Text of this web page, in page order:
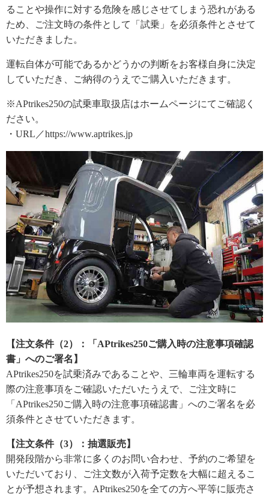
ることや操作に対する危険を感じさせてしまう恐れがある
ため、ご注文時の条件として「試乗」を必須条件とさせて
いただきました。
運転自体が可能であるかどうかの判断をお客様自身に決定
していただき、ご納得のうえでご購入いただきます。
※APtrikes250の試乗車取扱店はホームページにてご確認く
ださい。
・URL／https://www.aptrikes.jp
【注文条件（2）：「APtrikes250ご購入時の注意事項確認
書」へのご署名】
APtrikes250を試乗済みであることや、三輪車両を運転する
際の注意事項をご確認いただいたうえで、ご注文時に
「APtrikes250ご購入時の注意事項確認書」へのご署名を必
須条件とさせていただきます。
【注文条件（3）：抽選販売】
開発段階から非常に多くのお問い合わせ、予約のご希望を
いただいており、ご注文数が入荷予定数を大幅に超えるこ
とが予想されます。APtrikes250を全ての方へ平等に販売さ